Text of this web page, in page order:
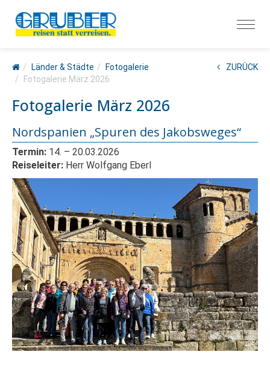
Länder & Städte
Fotogalerie
Fotogalerie März 2026
ZURÜCK
Fotogalerie März 2026
Nordspanien „Spuren des Jakobsweges“
Termin: 14. – 20.03.2026
Reiseleiter: Herr Wolfgang Eberl